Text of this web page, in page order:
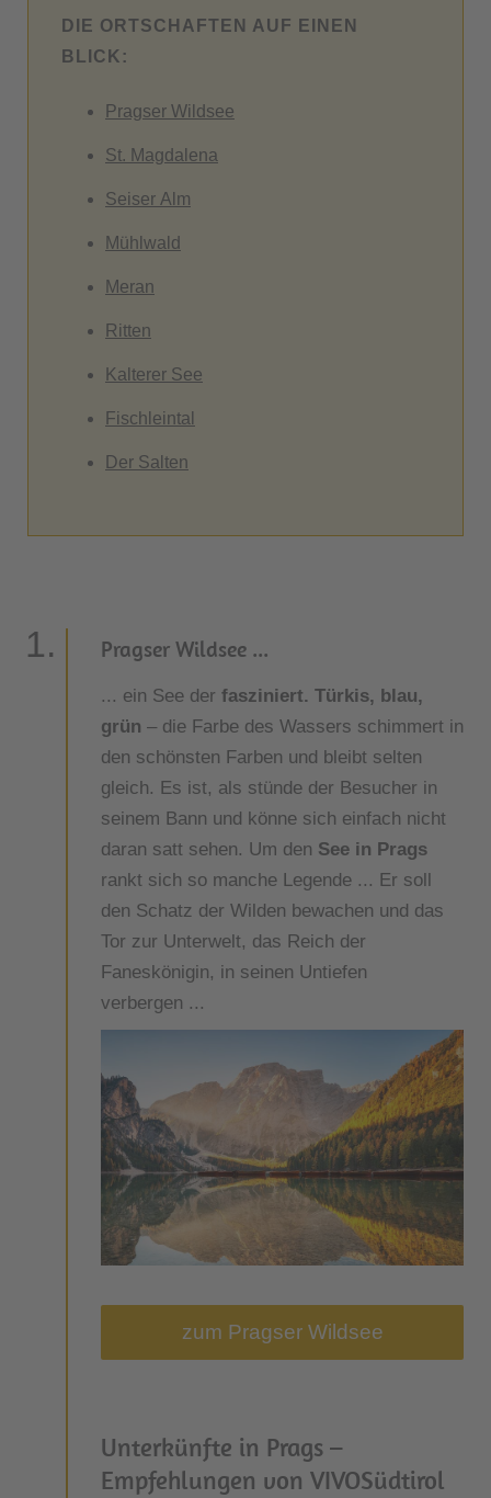
DIE ORTSCHAFTEN AUF EINEN
BLICK:
Pragser Wildsee
St. Magdalena
Seiser Alm
Mühlwald
Meran
Ritten
Kalterer See
Fischleintal
Der Salten
Pragser Wildsee ...
... ein See der fasziniert. Türkis, blau,
grün – die Farbe des Wassers schimmert in
den schönsten Farben und bleibt selten
gleich. Es ist, als stünde der Besucher in
seinem Bann und könne sich einfach nicht
daran satt sehen. Um den See in Prags
rankt sich so manche Legende ... Er soll
den Schatz der Wilden bewachen und das
Tor zur Unterwelt, das Reich der
Faneskönigin, in seinen Untiefen
verbergen ...
zum Pragser Wildsee
Unterkünfte in Prags –
Empfehlungen von VIVOSüdtirol